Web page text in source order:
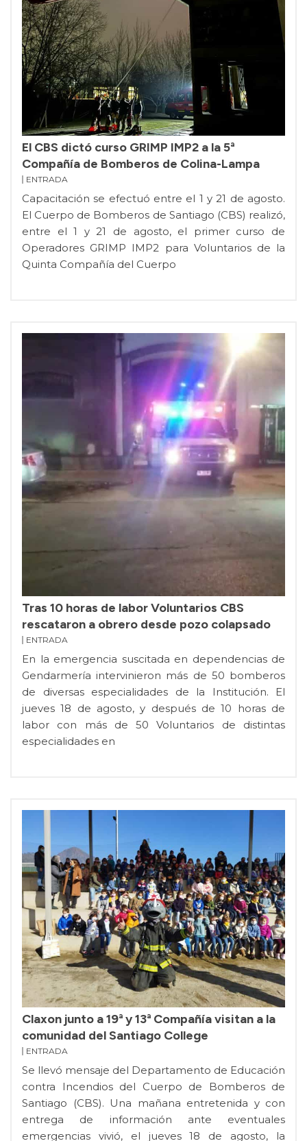
El CBS dictó curso GRIMP IMP2 a la 5ª
Compañía de Bomberos de Colina-Lampa
ENTRADA
Capacitación se efectuó entre el 1 y 21 de agosto.
El Cuerpo de Bomberos de Santiago (CBS) realizó,
entre el 1 y 21 de agosto, el primer curso de
Operadores GRIMP IMP2 para Voluntarios de la
Quinta Compañía del Cuerpo
Tras 10 horas de labor Voluntarios CBS
rescataron a obrero desde pozo colapsado
ENTRADA
En la emergencia suscitada en dependencias de
Gendarmería intervinieron más de 50 bomberos
de diversas especialidades de la Institución. El
jueves 18 de agosto, y después de 10 horas de
labor con más de 50 Voluntarios de distintas
especialidades en
Claxon junto a 19ª y 13ª Compañía visitan a la
comunidad del Santiago College
ENTRADA
Se llevó mensaje del Departamento de Educación
contra Incendios del Cuerpo de Bomberos de
Santiago (CBS). Una mañana entretenida y con
entrega de información ante eventuales
emergencias vivió, el jueves 18 de agosto, la